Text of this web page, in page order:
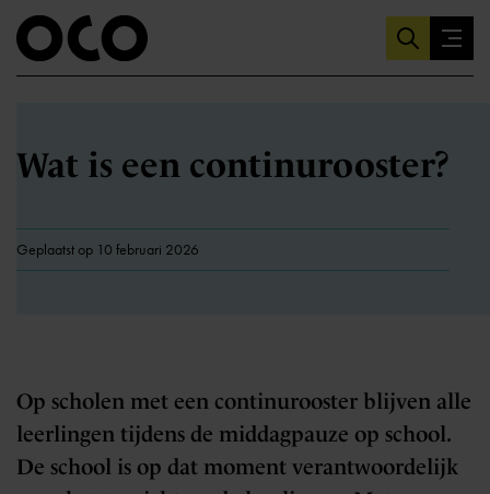
Wat is een continurooster?
Geplaatst op 10 februari 2026
Op scholen met een continurooster blijven alle
leerlingen tijdens de middagpauze op school.
De school is op dat moment verantwoordelijk